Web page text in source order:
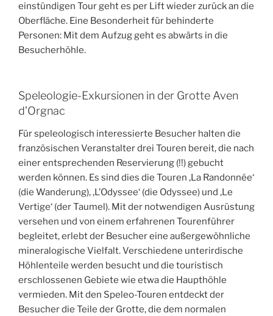
einstündigen Tour geht es per Lift wieder zurück an die
Oberfläche. Eine Besonderheit für behinderte
Personen: Mit dem Aufzug geht es abwärts in die
Besucherhöhle.
Speleologie-Exkursionen in der Grotte Aven
d’Orgnac
Für speleologisch interessierte Besucher halten die
französischen Veranstalter drei Touren bereit, die nach
einer entsprechenden Reservierung (!!) gebucht
werden können. Es sind dies die Touren ‚La Randonnée‘
(die Wanderung), ‚L’Odyssee‘ (die Odyssee) und ‚Le
Vertige‘ (der Taumel). Mit der notwendigen Ausrüstung
versehen und von einem erfahrenen Tourenführer
begleitet, erlebt der Besucher eine außergewöhnliche
mineralogische Vielfalt. Verschiedene unterirdische
Höhlenteile werden besucht und die touristisch
erschlossenen Gebiete wie etwa die Haupthöhle
vermieden. Mit den Speleo-Touren entdeckt der
Besucher die Teile der Grotte, die dem normalen